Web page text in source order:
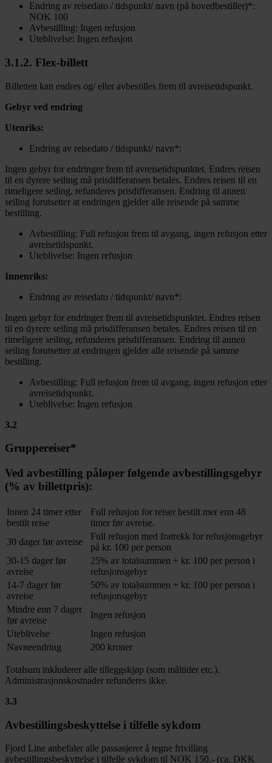
Endring av reisedato / tidspunkt/ navn (på hovedbestiller)*:
NOK 100
Avbestilling: Ingen refusjon
Uteblivelse: Ingen refusjon
3.1.2. Flex-billett
Billetten kan endres og/ eller avbestilles frem til avreisetidspunkt.
Gebyr ved endring
Utenriks:
Endring av reisedato / tidspunkt/ navn*:
Ingen gebyr for endringer frem til avreisetidspunktet. Endres reisen
til en dyrere seiling må prisdifferansen betales. Endres reisen til en
rimeligere seiling, refunderes prisdifferansen. Endring til annen
seiling forutsetter at endringen gjelder alle reisende på samme
bestilling.
Avbestilling: Full refusjon frem til avgang, ingen refusjon etter
avreisetidspunkt.
Uteblivelse: Ingen refusjon
Innenriks:
Endring av reisedato / tidspunkt/ navn*:
Ingen gebyr for endringer frem til avreisetidspunktet. Endres reisen
til en dyrere seiling må prisdifferansen betales. Endres reisen til en
rimeligere seiling, refunderes prisdifferansen. Endring til annen
seiling forutsetter at endringen gjelder alle reisende på samme
bestilling.
Avbestilling: Full refusjon frem til avgang, ingen refusjon etter
avreisetidspunkt.
Uteblivelse: Ingen refusjon
3.2
Gruppereiser*
Ved avbestilling påløper følgende avbestillingsgebyr
(% av billettpris):
Innen 24 timer etter
bestilt reise
Full refusjon for reiser bestilt mer enn 48
timer før avreise.
30 dager før avreise
Full refusjon med fratrekk for refusjonsgebyr
på kr. 100 per person
30-15 dager før
avreise
25% av totalsummen + kr. 100 per person i
refusjonsgebyr
14-7 dager før
avreise
50% av totalsummen + kr. 100 per person i
refusjonsgebyr
Mindre enn 7 dager
før avreise
Ingen refusjon
Uteblivelse
Ingen refusjon
Navneendring
200 kroner
Totalsum inkluderer alle tilleggskjøp (som måltider etc.).
Administrasjonskostnader refunderes ikke.
3.3
Avbestillingsbeskyttelse i tilfelle sykdom
Fjord Line anbefaler alle passasjerer å tegne frivilling
avbestillingsbeskyttelse i tilfelle sykdom til NOK 150,- (ca. DKK